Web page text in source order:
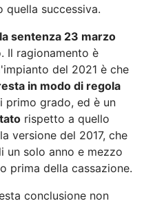
quella successiva.
sentenza 23 marzo
Il ragionamento è
del 2021 è che
in modo di regola
primo grado, ed è un
rispetto a quello
versione del 2017, che
un solo anno e mezzo
prima della cassazione.
conclusione non